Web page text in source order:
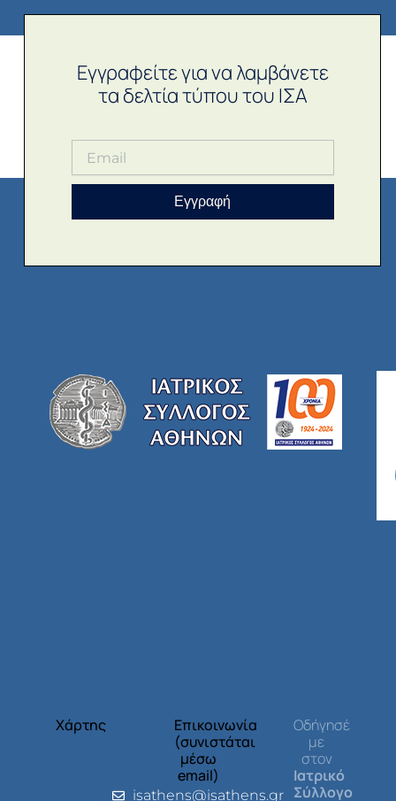
Εγγραφείτε για να λαμβάνετε
τα δελτία τύπου του ΙΣΑ
Εγγραφή
Χάρτης
Επικοινωνία
(συνιστάται
μέσω
email)
isathens@isathens.gr
Οδήγησέ
με
στον
Ιατρικό
Σύλλογο